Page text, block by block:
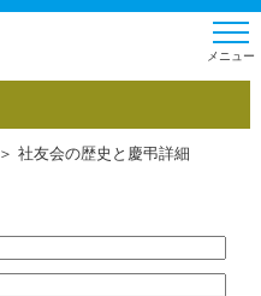
＞ 社友会の歴史と慶弔詳細